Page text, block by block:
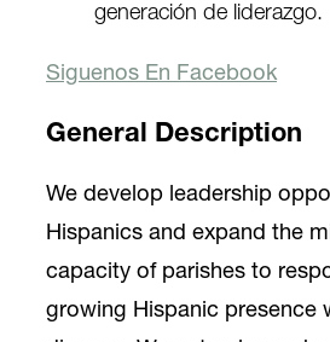
generación de liderazgo.
Siguenos En Facebook
General Description
We develop leadership
Hispanics and expand the
capacity of parishes to
growing Hispanic presence